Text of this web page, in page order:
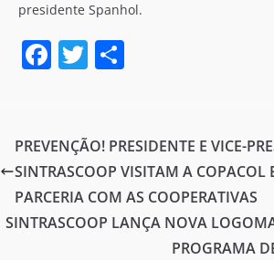
presidente Spanhol.
F
e
b
o
o
T
er e
PREVENÇÃO! PRESIDENTE E VICE-
SINTRASCOOP VISITAM A COPACOL
PARCERIA COM AS COOPERATIVAS
SINTRASCOOP LANÇA NOVA
PROGRAMA